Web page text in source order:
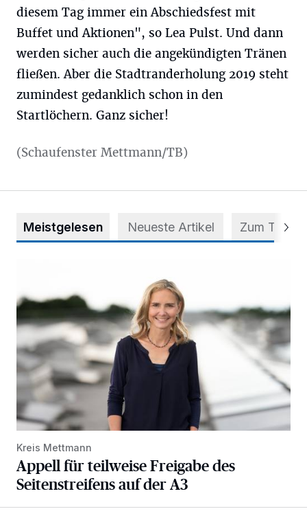
diesem Tag immer ein Abschiedsfest mit
Buffet und Aktionen", so Lea Pulst. Und dann
werden sicher auch die angekündigten Tränen
fließen. Aber die Stadtranderholung 2019 steht
zumindest gedanklich schon in den
Startlöchern. Ganz sicher!
(Schaufenster Mettmann/TB)
Meistgelesen Neueste Artikel Zum Thema
Kreis Mettmann
Appell für teilweise Freigabe des
Seitenstreifens auf der A3